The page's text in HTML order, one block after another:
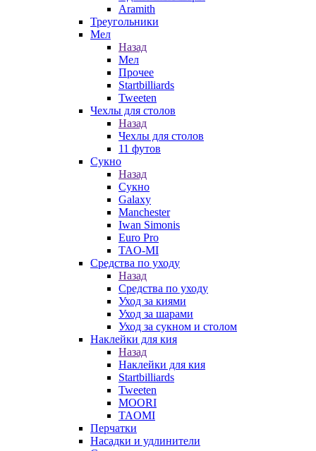
Aramith
Треугольники
Мел
Назад
Мел
Прочее
Startbilliards
Tweeten
Чехлы для столов
Назад
Чехлы для столов
11 футов
Сукно
Назад
Сукно
Galaxy
Manchester
Iwan Simonis
Euro Pro
TAO-MI
Средства по уходу
Назад
Средства по уходу
Уход за киями
Уход за шарами
Уход за сукном и столом
Наклейки для кия
Назад
Наклейки для кия
Startbilliards
Tweeten
MOORI
TAOMI
Перчатки
Насадки и удлинители